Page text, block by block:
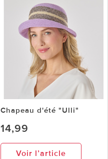
Chapeau d'été "Ulli"
14,99
Voir l’article